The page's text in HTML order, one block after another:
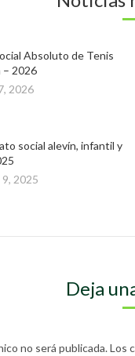
Absoluto de Tenis
– 2026
2026
social alevín, infantil y
2025
Deja
no será publicada. Los